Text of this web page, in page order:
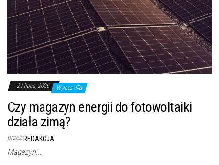
29 lipca, 2026 Wyłącz
Czy magazyn energii do fotowoltaiki
działa zimą?
przez REDAKCJA
Magazyn...